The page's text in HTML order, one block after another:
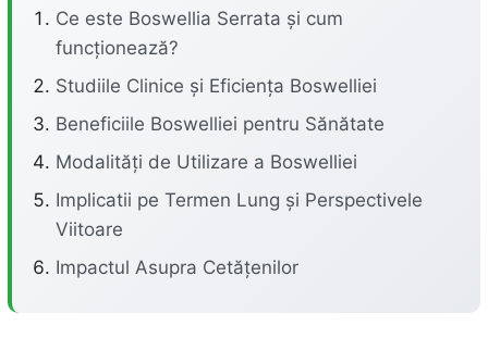
Ce este Boswellia Serrata și cum
funcționează?
Studiile Clinice și Eficiența Boswelliei
Beneficiile Boswelliei pentru Sănătate
Modalități de Utilizare a Boswelliei
Implicatii pe Termen Lung și Perspectivele
Viitoare
Impactul Asupra Cetățenilor